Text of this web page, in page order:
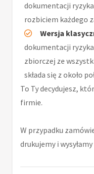
dokumentacji
rozbiciem każdego
Wersja
dokumentacji
zbiorczej ze
składa się z około
To Ty decydujesz,
firmie.
W przypadku
drukujemy i